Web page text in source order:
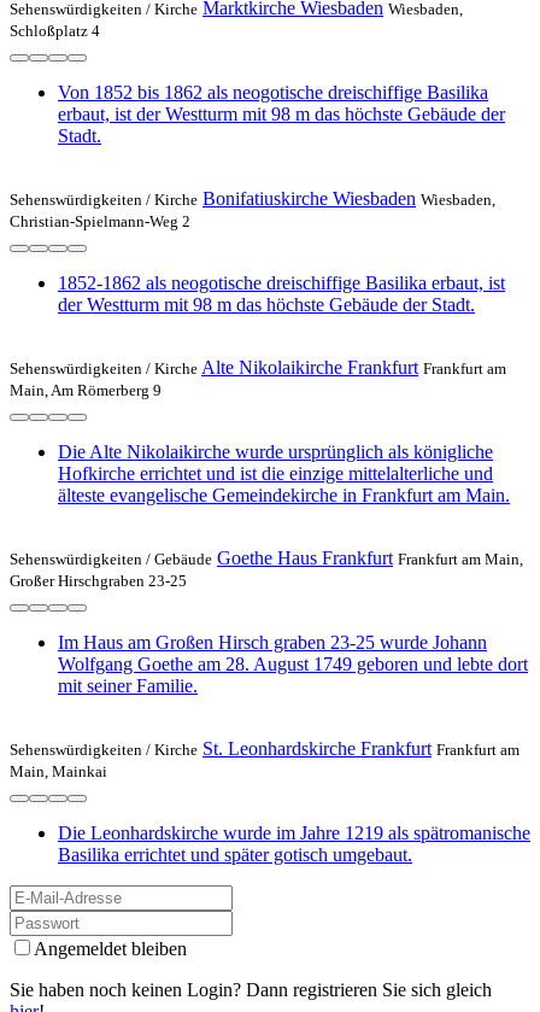
Sehenswürdigkeiten / Kirche Marktkirche Wiesbaden Wiesbaden,
Schloßplatz 4
Von 1852 bis 1862 als neogotische dreischiffige Basilika
erbaut, ist der Westturm mit 98 m das höchste Gebäude der
Stadt.
Sehenswürdigkeiten / Kirche Bonifatiuskirche Wiesbaden Wiesbaden,
Christian-Spielmann-Weg 2
1852-1862 als neogotische dreischiffige Basilika erbaut, ist
der Westturm mit 98 m das höchste Gebäude der Stadt.
Sehenswürdigkeiten / Kirche Alte Nikolaikirche Frankfurt Frankfurt am
Main, Am Römerberg 9
Die Alte Nikolaikirche wurde ursprünglich als königliche
Hofkirche errichtet und ist die einzige mittelalterliche und
älteste evangelische Gemeindekirche in Frankfurt am Main.
Sehenswürdigkeiten / Gebäude Goethe Haus Frankfurt Frankfurt am Main,
Großer Hirschgraben 23-25
Im Haus am Großen Hirsch graben 23-25 wurde Johann
Wolfgang Goethe am 28. August 1749 geboren und lebte dort
mit seiner Familie.
Sehenswürdigkeiten / Kirche St. Leonhardskirche Frankfurt Frankfurt am
Main, Mainkai
Die Leonhardskirche wurde im Jahre 1219 als spätromanische
Basilika errichtet und später gotisch umgebaut.
Angemeldet bleiben
Sie haben noch keinen Login? Dann registrieren Sie sich gleich